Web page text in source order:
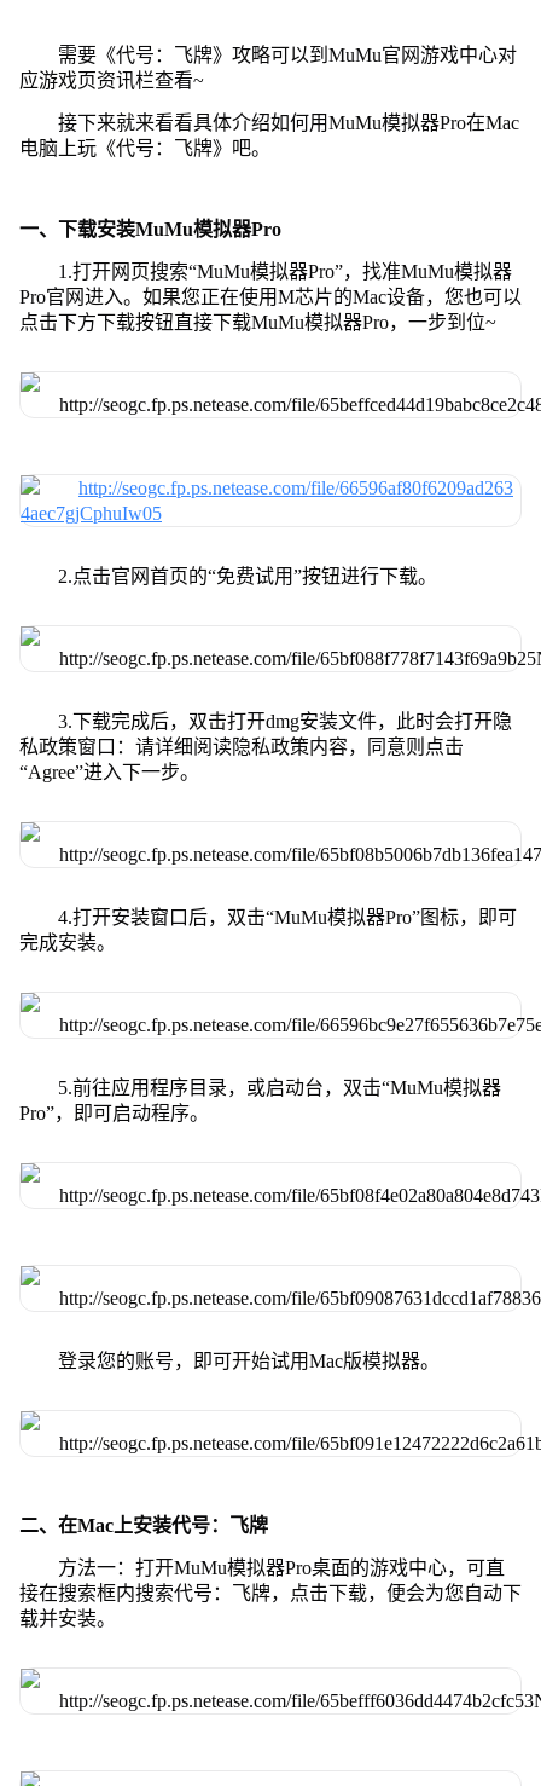
需要《代号：飞牌》攻略可以到MuMu官网游戏中心对
应游戏页资讯栏查看~
接下来就来看看具体介绍如何用MuMu模拟器Pro在Mac
电脑上玩《代号：飞牌》吧。
一、下载安装MuMu模拟器Pro
1.打开网页搜索“MuMu模拟器Pro”，找准MuMu模拟器
Pro官网进入。如果您正在使用M芯片的Mac设备，您也可以
点击下方下载按钮直接下载MuMu模拟器Pro，一步到位~
2.点击官网首页的“免费试用”按钮进行下载。
3.下载完成后，双击打开dmg安装文件，此时会打开隐
私政策窗口：请详细阅读隐私政策内容，同意则点击
“Agree”进入下一步。
4.打开安装窗口后，双击“MuMu模拟器Pro”图标，即可
完成安装。
5.前往应用程序目录，或启动台，双击“MuMu模拟器
Pro”，即可启动程序。
登录您的账号，即可开始试用Mac版模拟器。
二、在Mac上安装代号：飞牌
方法一：打开MuMu模拟器Pro桌面的游戏中心，可直
接在搜索框内搜索代号：飞牌，点击下载，便会为您自动下
载并安装。